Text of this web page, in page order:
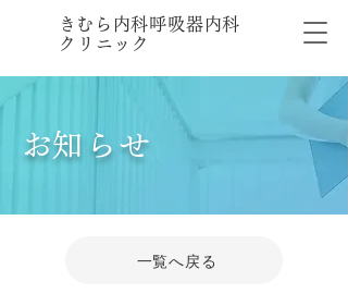
​きむら内科呼吸器内科
クリニック
​お知らせ
一覧へ戻る